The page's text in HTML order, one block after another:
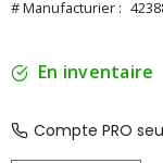
# Manufacturier :
En inventaire
Compte PRO